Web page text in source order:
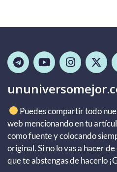
Puedes compartir todo
web mencionando en tu
como fuente y colocando
original. Si no lo vas a hacer
que te abstengas de hacerlo